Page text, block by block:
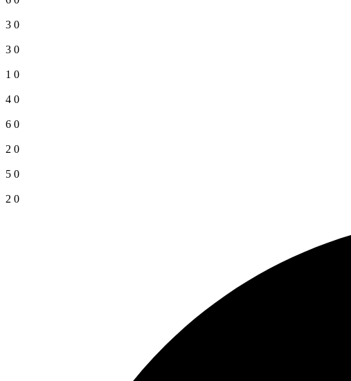
3 0
3 0
1 0
4 0
6 0
2 0
5 0
2 0